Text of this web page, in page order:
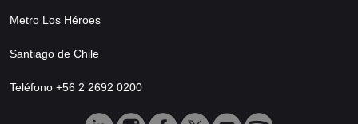
Metro Los Héroes
Santiago de Chile
Teléfono +56 2 2692 0200